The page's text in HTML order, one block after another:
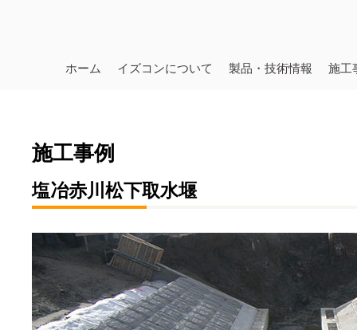
ホーム イズコンについて 製品・技術情報 施工
施工事例
塩冶赤川松下取水堰